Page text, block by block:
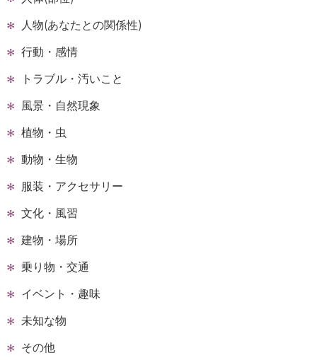
人物(あなたとの関係性)
行動・感情
トラブル・汚いこと
風景・自然現象
植物・虫
動物・生物
服装・アクセサリー
文化・風習
建物・場所
乗り物・交通
イベント・趣味
未知な物
その他